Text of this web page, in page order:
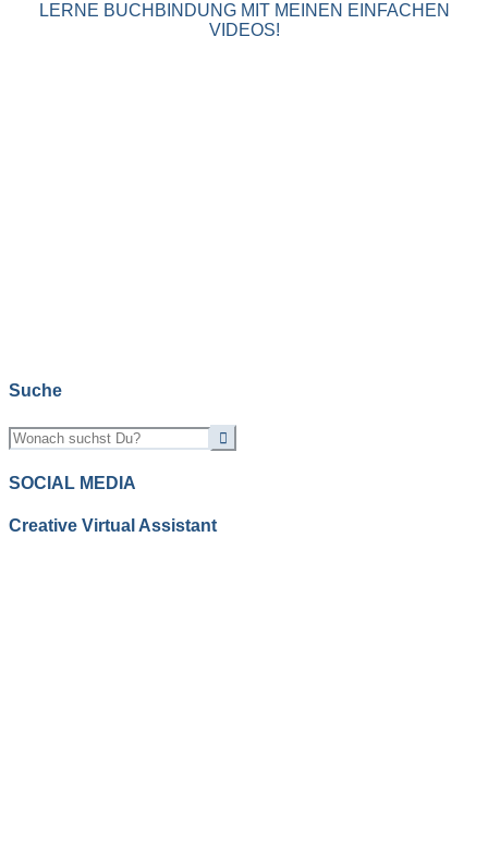
LERNE BUCHBINDUNG MIT MEINEN EINFACHEN
VIDEOS!
Suche
SOCIAL MEDIA
Creative Virtual Assistant